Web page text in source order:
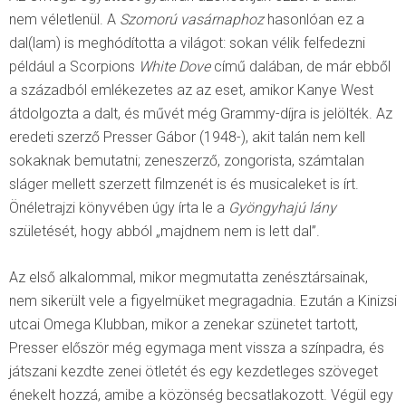
nem véletlenül. A Szomorú vasárnaphozhasonlóan ez a
dal(lam) is meghódította a világot: sokan vélik felfedezni
például a Scorpions White Dovecímű dalában, de már ebből
a századból emlékezetes az az eset, amikor Kanye West
átdolgozta a dalt, és művét még Grammy-díjra is jelölték. Az
eredeti szerző Presser Gábor (1948-), akit talán nem kell
sokaknak bemutatni; zeneszerző, zongorista, számtalan
sláger mellett szerzett filmzenét is és musicaleket is írt.
Önéletrajzi könyvében úgy írta le a Gyöngyhajú lány
születését, hogy abból „majdnem nem is lett dal”.
Az első alkalommal, mikor megmutatta zenésztársainak,
nem sikerült vele a figyelmüket megragadnia. Ezután a Kinizsi
utcai Omega Klubban, mikor a zenekar szünetet tartott,
Presser először még egymaga ment vissza a színpadra, és
játszani kezdte zenei ötletét és egy kezdetleges szöveget
énekelt hozzá, amibe a közönség becsatlakozott. Végül egy